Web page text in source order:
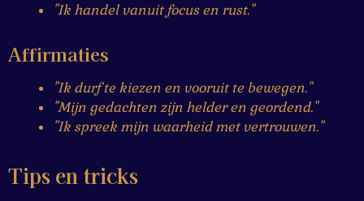
"Ik handel vanuit focus en rust."
Affirmaties
"Ik durf te kiezen en vooruit te bewegen."
"Mijn gedachten zijn helder en geordend."
"Ik spreek mijn waarheid met vertrouwen."
Tips en tricks